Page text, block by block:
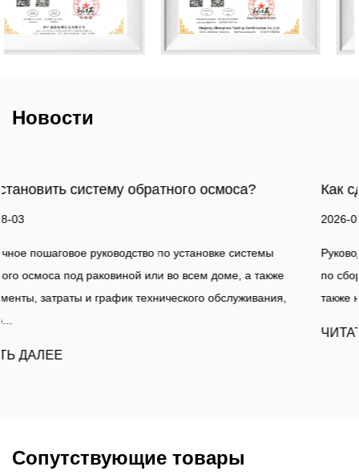
Новости
также
Как сделать фильтр для воды?
Руководство по фильтрации воды Практическое
по сборке простого фильтра для воды в домашних
также наглядное сравнение с профессиональным
Сопутствующие товары